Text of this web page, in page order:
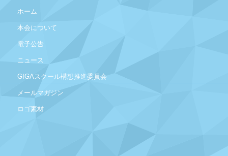
ホーム
本会について
電子公告
ニュース
GIGAスクール構想推進委員会
メールマガジン
ロゴ素材